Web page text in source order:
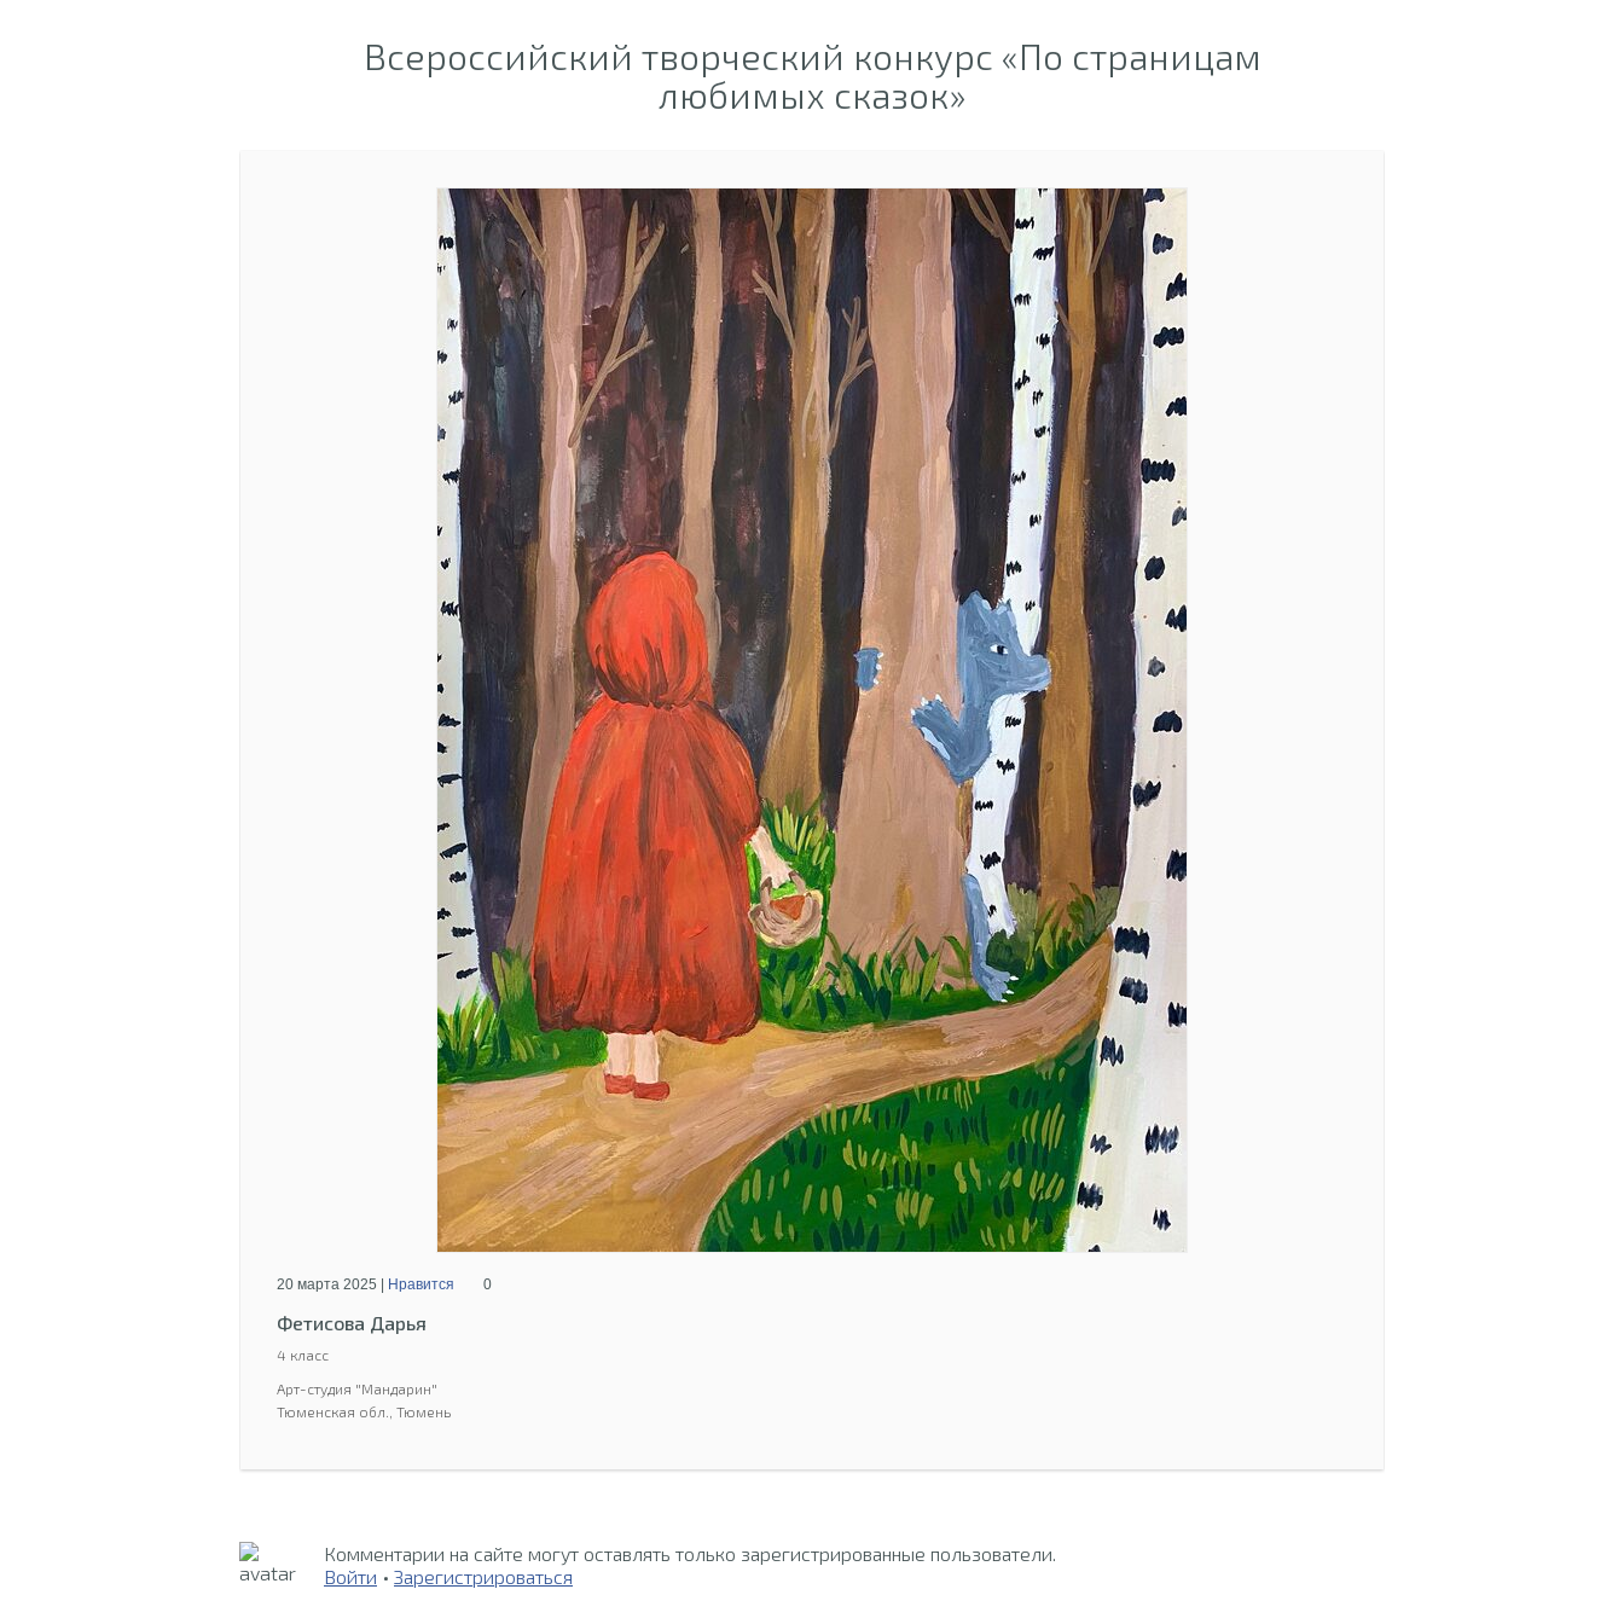
Всероссийский творческий конкурс «По страницам
любимых сказок»
20 марта 2025 | Нравится 0
Фетисова Дарья
4 класс
Арт-студия "Мандарин"
Тюменская обл., Тюмень
Комментарии на сайте могут оставлять только зарегистрированные пользователи.
Войти • Зарегистрироваться